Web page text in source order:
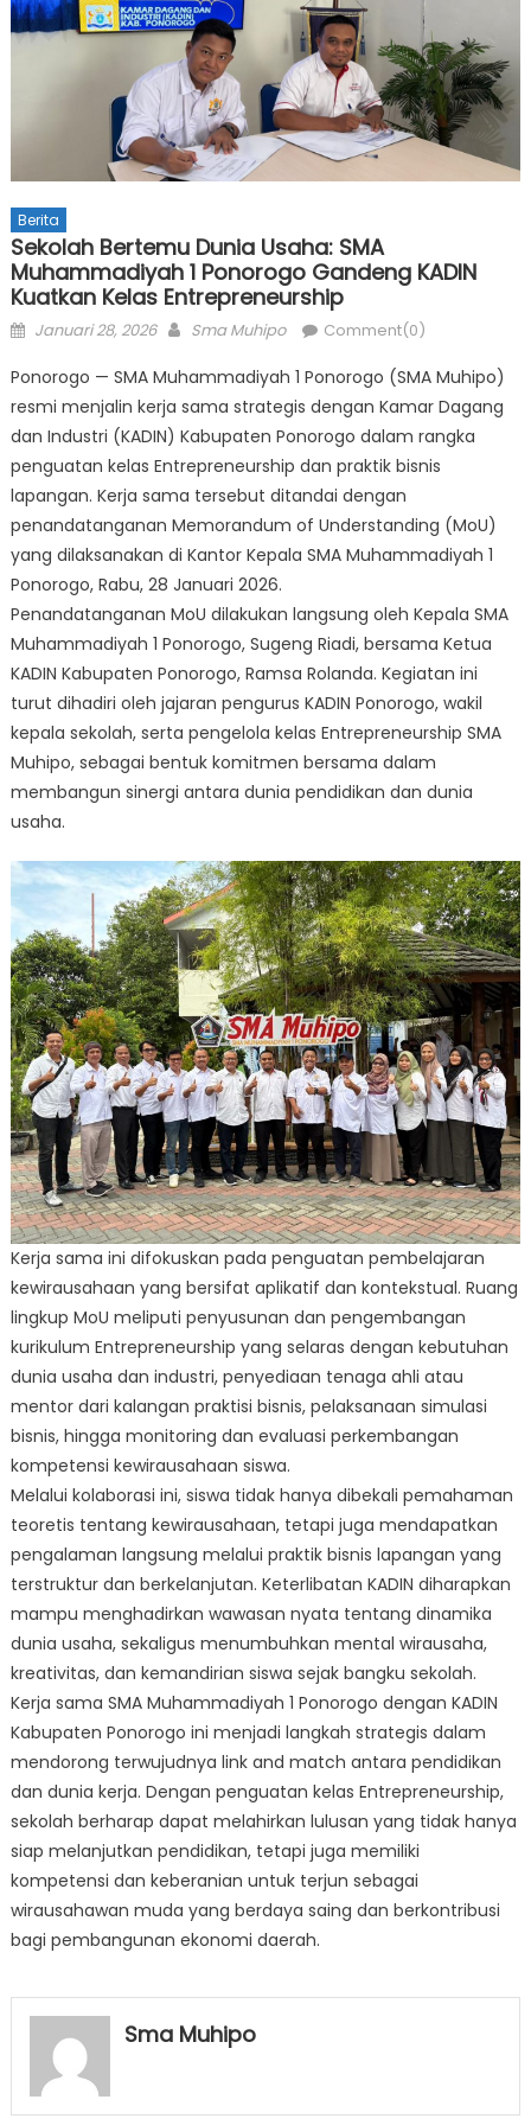
Berita
Sekolah Bertemu Dunia Usaha: SMA
Muhammadiyah 1 Ponorogo Gandeng KADIN
Kuatkan Kelas Entrepreneurship
Posted
Januari 28, 2026 Author
Sma Muhipo Comment(0)
Ponorogo — SMA Muhammadiyah 1 Ponorogo (SMA Muhipo)
resmi menjalin kerja sama strategis dengan Kamar Dagang
dan Industri (KADIN) Kabupaten Ponorogo dalam rangka
penguatan kelas Entrepreneurship dan praktik bisnis
lapangan. Kerja sama tersebut ditandai dengan
penandatanganan Memorandum of Understanding (MoU)
yang dilaksanakan di Kantor Kepala SMA Muhammadiyah 1
Ponorogo, Rabu, 28 Januari 2026.
Penandatanganan MoU dilakukan langsung oleh Kepala SMA
Muhammadiyah 1 Ponorogo, Sugeng Riadi, bersama Ketua
KADIN Kabupaten Ponorogo, Ramsa Rolanda. Kegiatan ini
turut dihadiri oleh jajaran pengurus KADIN Ponorogo, wakil
kepala sekolah, serta pengelola kelas Entrepreneurship SMA
Muhipo, sebagai bentuk komitmen bersama dalam
membangun sinergi antara dunia pendidikan dan dunia
usaha.
Kerja sama ini difokuskan pada penguatan pembelajaran
kewirausahaan yang bersifat aplikatif dan kontekstual. Ruang
lingkup MoU meliputi penyusunan dan pengembangan
kurikulum Entrepreneurship yang selaras dengan kebutuhan
dunia usaha dan industri, penyediaan tenaga ahli atau
mentor dari kalangan praktisi bisnis, pelaksanaan simulasi
bisnis, hingga monitoring dan evaluasi perkembangan
kompetensi kewirausahaan siswa.
Melalui kolaborasi ini, siswa tidak hanya dibekali pemahaman
teoretis tentang kewirausahaan, tetapi juga mendapatkan
pengalaman langsung melalui praktik bisnis lapangan yang
terstruktur dan berkelanjutan. Keterlibatan KADIN diharapkan
mampu menghadirkan wawasan nyata tentang dinamika
dunia usaha, sekaligus menumbuhkan mental wirausaha,
kreativitas, dan kemandirian siswa sejak bangku sekolah.
Kerja sama SMA Muhammadiyah 1 Ponorogo dengan KADIN
Kabupaten Ponorogo ini menjadi langkah strategis dalam
mendorong terwujudnya link and match antara pendidikan
dan dunia kerja. Dengan penguatan kelas Entrepreneurship,
sekolah berharap dapat melahirkan lulusan yang tidak hanya
siap melanjutkan pendidikan, tetapi juga memiliki
kompetensi dan keberanian untuk terjun sebagai
wirausahawan muda yang berdaya saing dan berkontribusi
bagi pembangunan ekonomi daerah.
Sma Muhipo